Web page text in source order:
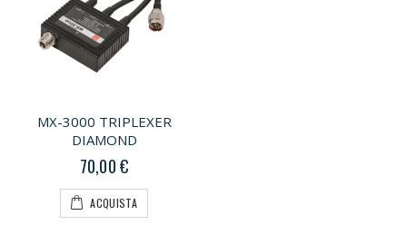
MX-3000 TRIPLEXER
DIAMOND
70,00 €
ACQUISTA